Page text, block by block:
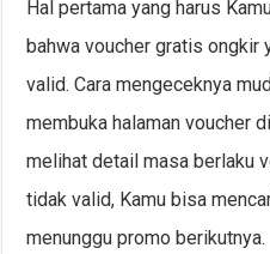
Hal pertama yang harus
bahwa voucher gratis ongkir
valid. Cara mengeceknya
membuka halaman voucher
melihat detail masa berlaku
tidak valid, Kamu bisa
menunggu promo berikutnya.